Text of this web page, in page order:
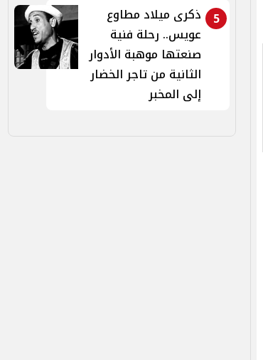
5
ذكرى ميلاد مطاوع
عويس.. رحلة فنية
صنعتها موهبة الأدوار
الثانية من تاجر الخضار
إلى المخبر